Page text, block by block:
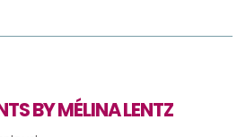
BY MÉLINA LENTZ